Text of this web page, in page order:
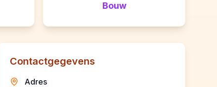
Bouw
Contactgegevens
Adres